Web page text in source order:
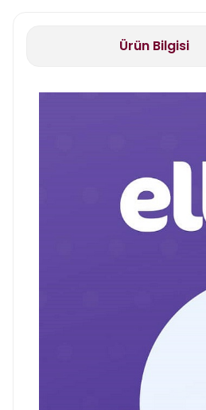
Ürün Bilgisi